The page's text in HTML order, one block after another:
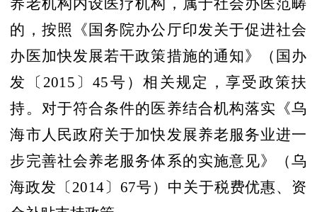
养老机构内设医疗机构，属于社会办医范畴
的，按照《国务院办公厅印发关于促进社会
办医加快发展若干政策措施的通知》（国办
发〔 2015 〕45号）相关规定，享受政策扶
持。对于符合条件的医养结合机构落实《乌
海市人民政府关于加快发展养老服务业进一
步完善社会养老服务体系的实施意见》（乌
海政发〔 2014〕 67号）中关于税费优惠、资